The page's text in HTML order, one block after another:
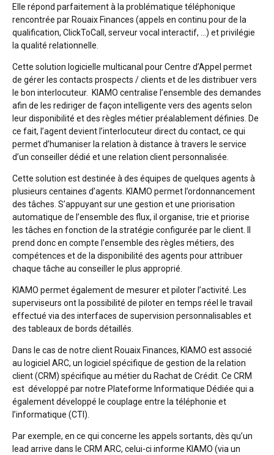
Elle répond parfaitement à la problématique téléphonique
rencontrée par Rouaix Finances (appels en continu pour de la
qualification, ClickToCall, serveur vocal interactif, …) et privilégie
la qualité relationnelle.
Cette solution logicielle multicanal pour Centre d’Appel permet
de gérer les contacts prospects / clients et de les distribuer vers
le bon interlocuteur. KIAMO centralise l’ensemble des demandes
afin de les rediriger de façon intelligente vers des agents selon
leur disponibilité et des règles métier préalablement définies. De
ce fait, l’agent devient l’interlocuteur direct du contact, ce qui
permet d’humaniser la relation à distance à travers le service
d’un conseiller dédié et une relation client personnalisée.
Cette solution est destinée à des équipes de quelques agents à
plusieurs centaines d’agents. KIAMO permet l’ordonnancement
des tâches. S’appuyant sur une gestion et une priorisation
automatique de l’ensemble des flux, il organise, trie et priorise
les tâches en fonction de la stratégie configurée par le client. Il
prend donc en compte l’ensemble des règles métiers, des
compétences et de la disponibilité des agents pour attribuer
chaque tâche au conseiller le plus approprié.
KIAMO permet également de mesurer et piloter l’activité. Les
superviseurs ont la possibilité de piloter en temps réel le travail
effectué via des interfaces de supervision personnalisables et
des tableaux de bords détaillés.
Dans le cas de notre client Rouaix Finances, KIAMO est associé
au logiciel ARC, un logiciel spécifique de gestion de la relation
client (CRM) spécifique au métier du Rachat de Crédit. Ce CRM
est développé par notre Plateforme Informatique Dédiée qui a
également développé le couplage entre la téléphonie et
l’informatique (CTI).
Par exemple, en ce qui concerne les appels sortants, dès qu’un
lead arrive dans le CRM ARC, celui-ci informe KIAMO (via un